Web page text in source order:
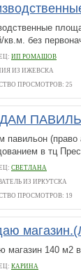
кв.м. без
ИП РОМАШОВ
ИЗ ИЖЕВСКА
ПРОСМОТРОВ: 25
павильон
в тц
СВЕТЛАНА
ИЗ ИРКУТСКА
ПРОСМОТРОВ: 19
магазин 140 м2
КАРИНА